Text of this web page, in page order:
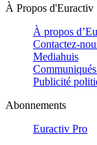
À Propos d'Euractiv
À propos
Contactez-
Mediahuis
Publicité
Abonnements
Euractiv Pro